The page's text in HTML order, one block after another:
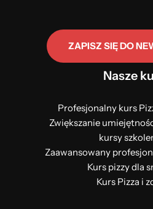
ZAPISZ SIĘ DO
Nasze
Profesjonalny kurs
Zwiększanie
kursy
Zaawansowany
Kurs pizzy dla
Kurs Pizza i